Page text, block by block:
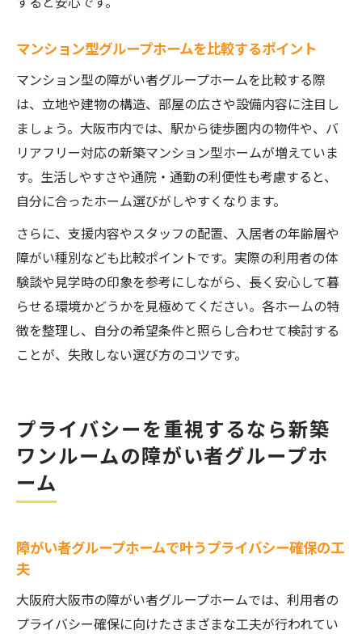
特徴
ポイント
マンション型グループホームを比較するポイント
マンション型の障がい者グループホームを比較する際
は、立地や建物の構造、部屋の広さや設備内容に注目し
ましょう。大阪市内では、駅から徒歩圏内の物件や、バ
リアフリー対応の新築マンション型ホームが増えていま
す。生活しやすさや通院・通勤の利便性も考慮すると、
自分に合ったホーム選びがしやすくなります。
さらに、支援内容やスタッフの配置、入居者の年齢層や
障がい種別なども比較ポイントです。実際の利用者の体
験談や見学時の印象を参考にしながら、長く安心して暮
らせる環境かどうかを見極めてください。各ホームの特
徴を整理し、自分の希望条件と照らし合わせて検討する
ことが、失敗しない選び方のコツです。
プライバシーを重視するなら新築
ワンルームの障がい者グループホ
ーム
障がい者グループホームで叶うプライバシー確保の工
夫
大阪府大阪市の障がい者グループホームでは、利用者の
プライバシー確保に向けたさまざまな工夫が行われてい